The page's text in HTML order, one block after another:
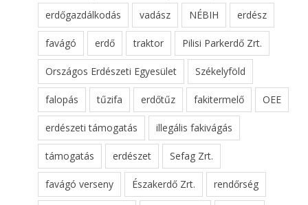
erdőgazdálkodás vadász NÉBIH erdész
favágó erdő traktor Pilisi Parkerdő Zrt.
Országos Erdészeti Egyesület Székelyföld
falopás tűzifa erdőtűz fakitermelő OEE
erdészeti támogatás illegális fakivágás
támogatás erdészet Sefag Zrt.
favágó verseny Északerdő Zrt. rendőrség